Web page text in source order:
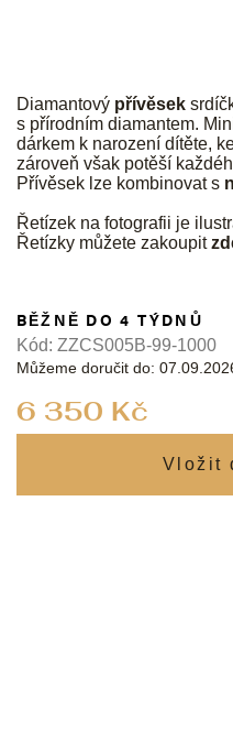
Diamantový přívěsek
s přírodním diamantem.
dárkem k narození dítěte,
zároveň však potěší
Přívěsek lze kombinovat s
Řetízek na fotografii je
Řetízky můžete zakoupit
6 350 Kč
BĚŽNĚ DO 4 TÝDNŮ
Můžeme doručit do:
Kód: ZZCS005B-99-1000